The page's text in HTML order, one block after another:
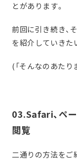
とがあります。
前回に引き続き、
を紹介していきた
(「そんなのあたり
03.Safari、ペ
閲覧
二通りの方法をご